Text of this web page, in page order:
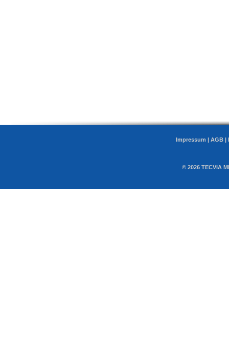
Impressum | AGB |
© 2026 TECVIA